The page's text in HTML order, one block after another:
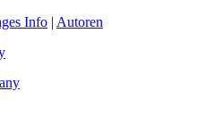
Info | Autoren